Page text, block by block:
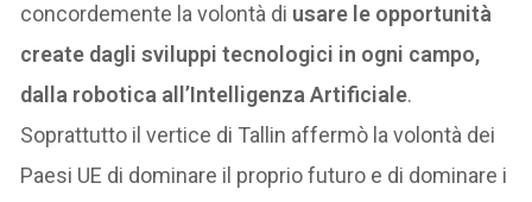
concordemente la volontà di usare le opportunità
create dagli sviluppi tecnologici in ogni campo,
dalla robotica all’Intelligenza Artificiale.
Soprattutto il vertice di Tallin affermò la volontà dei
Paesi UE di dominare il proprio futuro e di dominare i